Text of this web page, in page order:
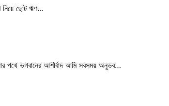
নিয়ে ছোট ঋণ…
পথে ভগবানের আশীর্বাদ আমি সবসময় অনুভব…